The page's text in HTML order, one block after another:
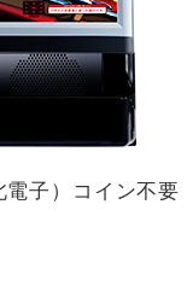
電子）コイン不要